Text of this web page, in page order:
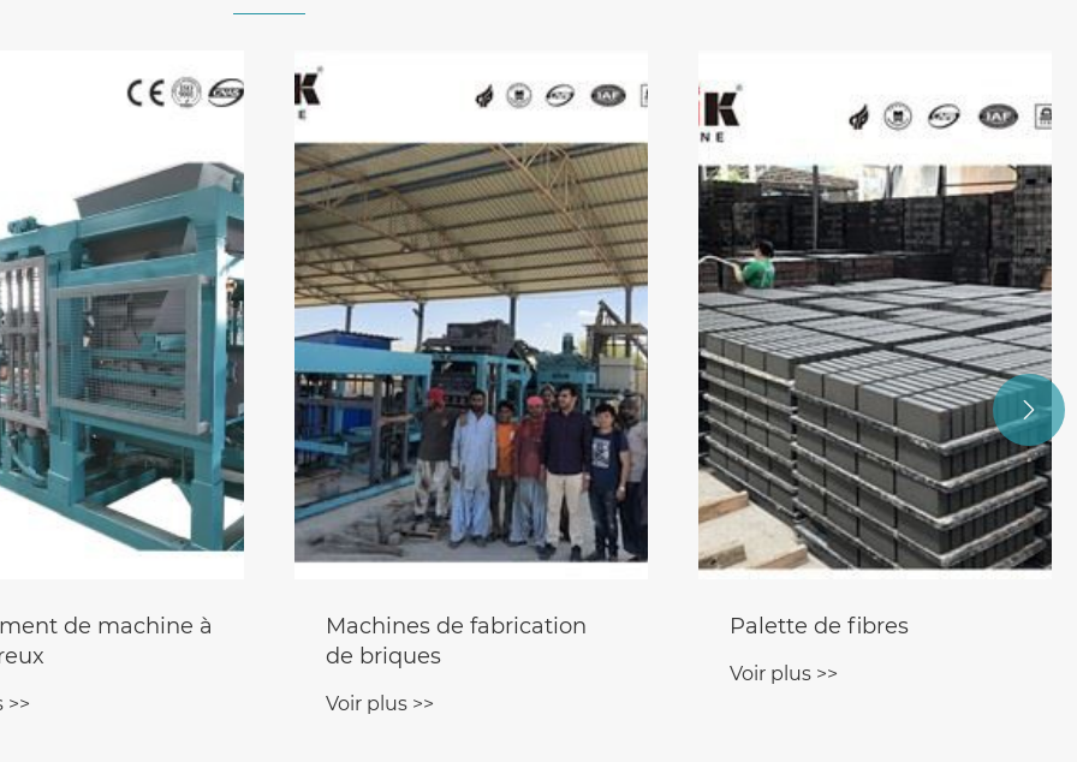
de machine à
>>
Machines de fabrication
de briques
Voir plus >>
Palette de fibres
Voir plus >>
